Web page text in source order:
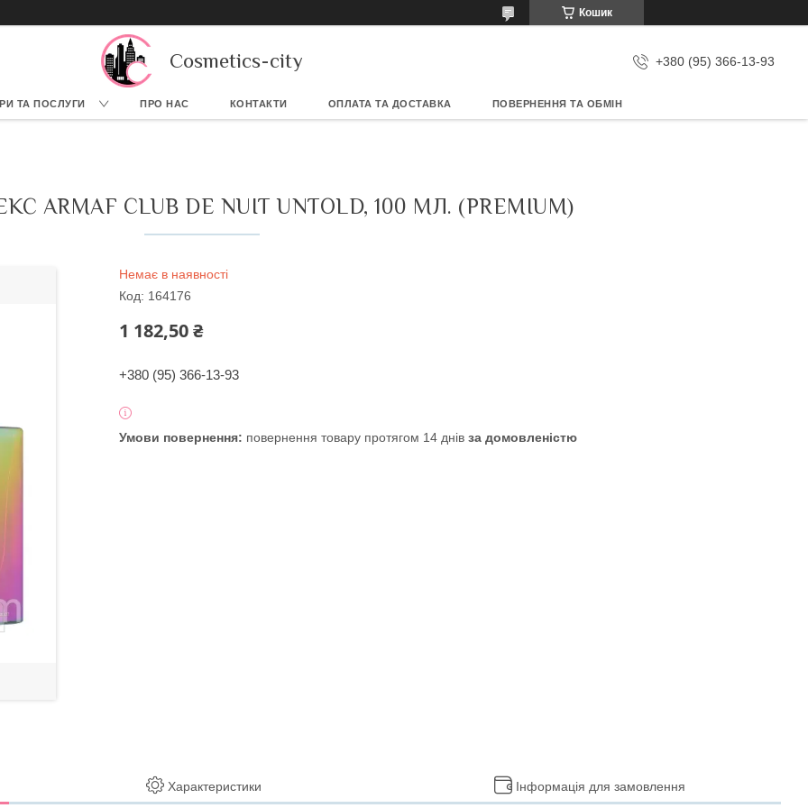
Кошик
Cosmetics-city +380 (95) 366-13-93
ТА ПОСЛУГИ ПРО НАС КОНТАКТИ ОПЛАТА ТА ДОСТАВКА ПОВЕРНЕННЯ ТА ОБМІН
CLUB DE NUIT UNTOLD, 100 МЛ. (PREMIUM)
Немає в наявності
Код: 164176
1 182,50 ₴
+380 (95) 366-13-93
повернення товару протягом 14 днів за домовленістю
Характеристики Інформація для замовлення